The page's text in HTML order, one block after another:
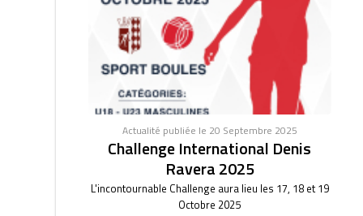
Actualité publiée le 20 Septembre 2025
Challenge International Denis
Ravera 2025
L'incontournable Challenge aura lieu les 17, 18 et 19
Octobre 2025